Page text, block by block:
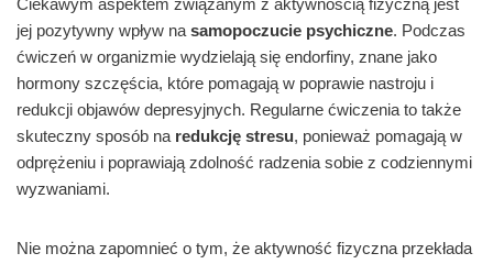
Ciekawym aspektem związanym z aktywnością fizyczną jest
jej pozytywny wpływ na samopoczucie psychiczne. Podczas
ćwiczeń w organizmie wydzielają się endorfiny, znane jako
hormony szczęścia, które pomagają w poprawie nastroju i
redukcji objawów depresyjnych. Regularne ćwiczenia to także
skuteczny sposób na redukcję stresu, ponieważ pomagają w
odprężeniu i poprawiają zdolność radzenia sobie z codziennymi
wyzwaniami.
Nie można zapomnieć o tym, że aktywność fizyczna przekłada